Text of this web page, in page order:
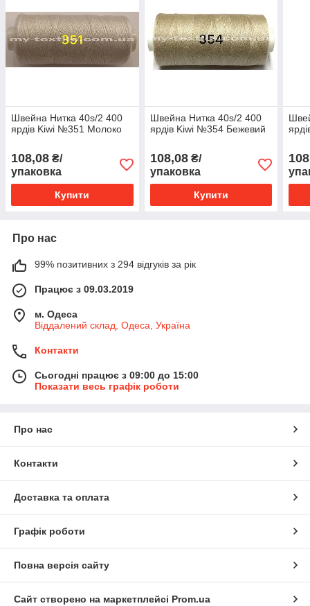
Швейна Нитка 40s/2 400
ярдів Kiwi №351 Молоко
108,08 ₴/
упаковка
Купити
Швейна Нитка 40s/2 400
ярдів Kiwi №354 Бежевий
108,08₴/
упаковка
Купити
Про нас
99% позитивних з 294 відгуків за рік
Працює з 09.03.2019
м. Одеса
Віддалений склад, Одеса, Україна
Контакти
Сьогодні працює з 09:00 до 15:00
Показати весь графік роботи
Про нас
Контакти
Доставка та оплата
Графік роботи
Повна версія сайту
Сайт створено на маркетплейсі Prom.ua